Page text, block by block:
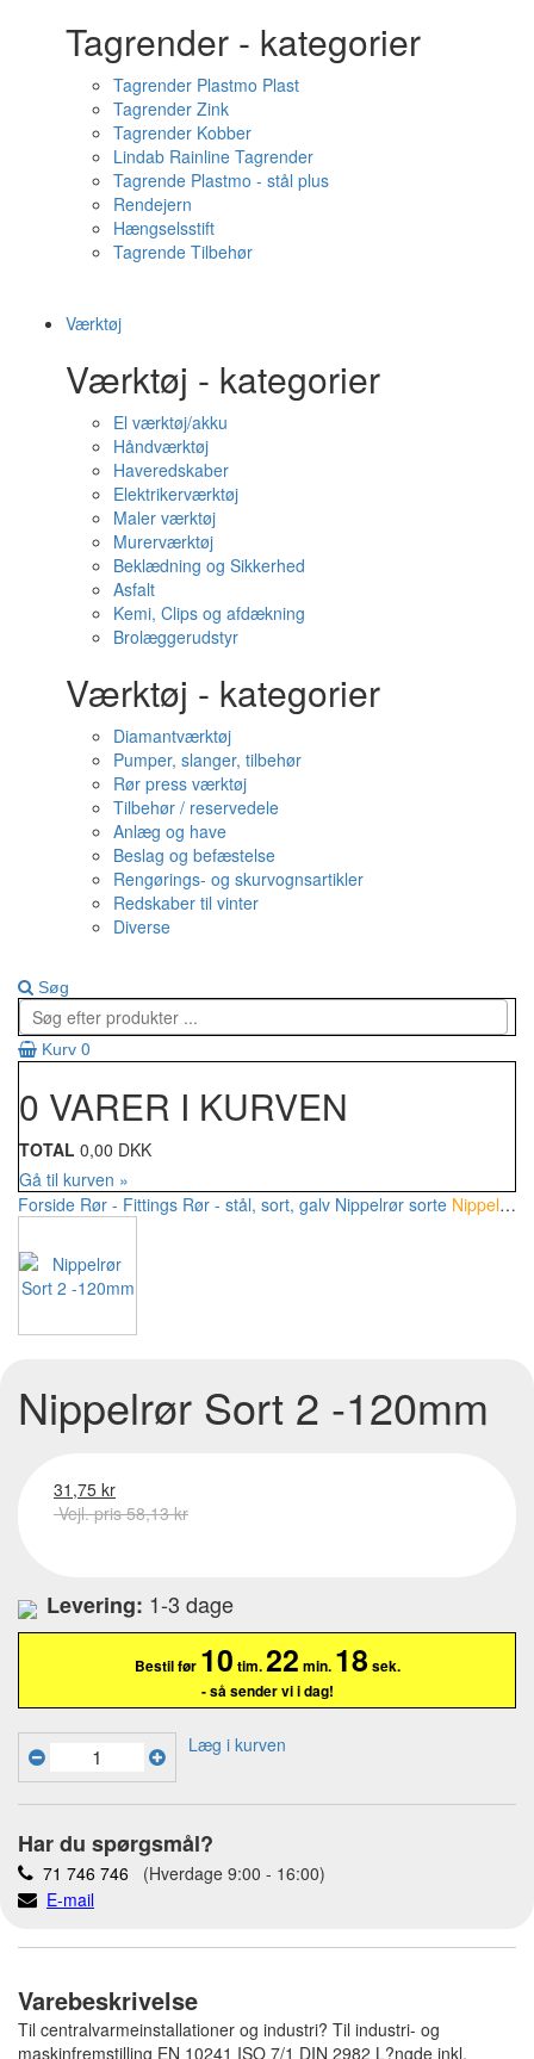
Tagrender - kategorier
Tagrender Plastmo Plast
Tagrender Zink
Tagrender Kobber
Lindab Rainline Tagrender
Tagrende Plastmo - stål plus
Rendejern
Hængselsstift
Tagrende Tilbehør
Værktøj
Værktøj - kategorier
El værktøj/akku
Håndværktøj
Haveredskaber
Elektrikerværktøj
Maler værktøj
Murerværktøj
Beklædning og Sikkerhed
Asfalt
Kemi, Clips og afdækning
Brolæggerudstyr
Værktøj - kategorier
Diamantværktøj
Pumper, slanger, tilbehør
Rør press værktøj
Tilbehør / reservedele
Anlæg og have
Beslag og befæstelse
Rengørings- og skurvognsartikler
Redskaber til vinter
Diverse
Søg
Kurv 0
0 VARER I KURVEN
TOTAL 0,00 DKK
Gå til kurven »
Forside Rør - Fittings Rør - stål, sort, galv Nippelrør sorte Nippelrør Sort 2 -120mm
Nippelrør Sort 2 -120mm
31,75 kr
Vejl. pris 58,13 kr
Levering: 1-3 dage
Bestil før 10 tim.22 min. 17 sek.
- så sender vi i dag!
Læg i kurven
Har du spørgsmål?
71 746 746 (Hverdage 9:00 - 16:00)
E-mail
Varebeskrivelse
Til centralvarmeinstallationer og industri? Til industri- og
maskinfremstilling EN 10241 ISO 7/1 DIN 2982 L?ngde inkl.